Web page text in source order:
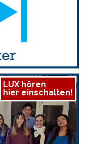
LUX hören
hier einschalten!